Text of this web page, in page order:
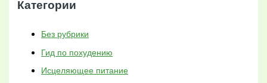
Категории
Без рубрики
Гид по похудению
Исцеляющее питание